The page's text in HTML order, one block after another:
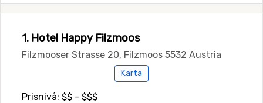
1. Hotel Happy Filzmoos
Filzmooser Strasse 20, Filzmoos 5532 Austria
Karta
Prisnivå: $$ - $$$